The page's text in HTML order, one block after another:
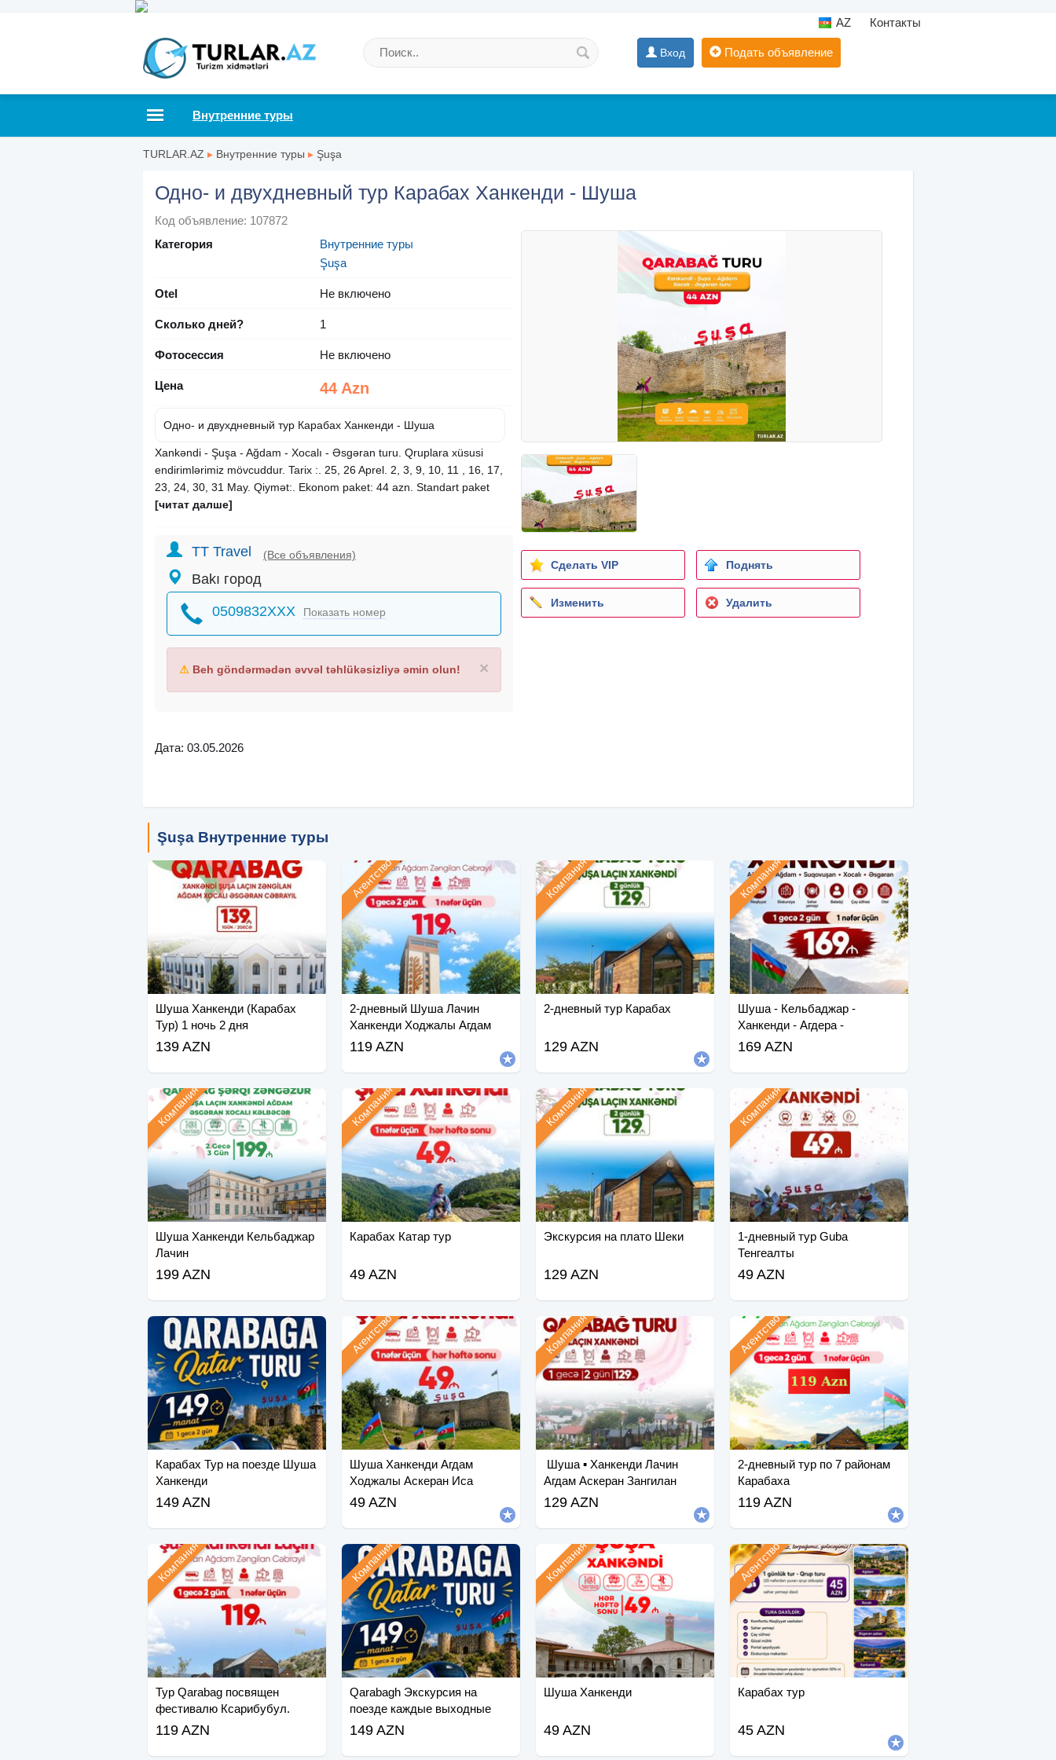
AZ Контакты
Вход Подать объявление
Внутренние туры
TURLAR.AZ ▸ Внутренние туры ▸ Şuşa
Одно- и двухдневный тур Карабах Ханкенди - Шуша
Код объявление: 107872
Категория
Внутренние туры
Şuşa
Otel Не включено
Сколько дней? 1
Фотосессия Не включено
Цена 44 Azn
Одно- и двухдневный тур Карабах Ханкенди - Шуша
Xankəndi - Şuşa - Ağdam - Xocalı - Əsgəran turu. Qruplara xüsusi
endirimlərimiz mövcuddur. Tarix :. 25, 26 Aprel. 2, 3, 9, 10, 11 , 16, 17,
23, 24, 30, 31 May. Qiymət:. Ekonom paket: 44 azn. Standart paket
[читат далше]
TT Travel (Все объявления)
Bakı город
0509832XXX Показать номер
×
⚠ Beh göndərmədən əvvəl təhlükəsizliyə əmin olun!
Дата: 03.05.2026
Сделать VIP Поднять
Изменить Удалить
Şuşa Внутренние туры
Шуша Ханкенди (Карабах
Тур) 1 ночь 2 дня
139 AZN
2-дневный Шуша Лачин
Ханкенди Ходжалы Агдам
Зангилан
Агентство
119 AZN
2-дневный тур Карабах
Компания
129 AZN
Шуша - Кельбаджар -
Ханкенди - Агдера -
Суговушан - Агдам
Компания
169 AZN
Шуша Ханкенди Кельбаджар
Лачин
Компания
199 AZN
Карабах Катар тур
Компания
49 AZN
Экскурсия на плато Шеки
Компания
129 AZN
1-дневный тур Guba
Тенгеалты
Компания
49 AZN
Карабах Тур на поезде Шуша
Ханкенди
149 AZN
Шуша Ханкенди Агдам
Ходжалы Аскеран Иса
Булаги
Агентство
49 AZN
︎ Шуша ▪︎ Ханкенди Лачин
Агдам Аскеран Зангилан
Компания
129 AZN
2-дневный тур по 7 районам
Карабаха
Агентство
119 AZN
Тур Qarabag посвящен
фестивалю Ксарибубул.
Компания
119 AZN
Qarabagh Экскурсия на
поезде каждые выходные
(май-июнь)
Компания
149 AZN
Шуша Ханкенди
Компания
49 AZN
Карабах тур
Агентство
45 AZN